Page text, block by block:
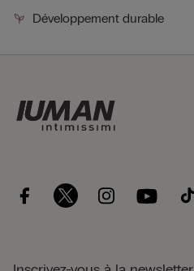
Développement durable